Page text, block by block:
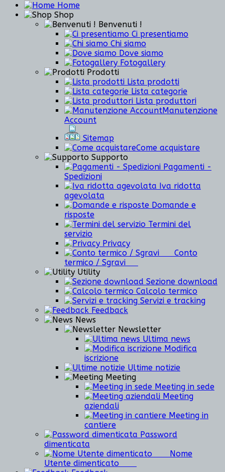
Home
Shop
Benvenuti !
Ci presentiamo
Chi siamo
Dove siamo
Fotogallery
Prodotti
Lista prodotti
Lista categorie
Lista produttori
Manutenzione
Account
Sitemap
Come acquistare
Supporto
Pagamenti -
Spedizioni
Iva ridotta
agevolata
Domande e
risposte
Termini del
servizio
Privacy
Conto
termico / Sgravi
Utility
Sezione download
Calcolo termico
Servizi e tracking
Feedback
News
Newsletter
Ultima news
Modifica
iscrizione
Ultime notizie
Meeting
Meeting in sede
Meeting
aziendali
Meeting in
cantiere
Password
dimenticata
Nome
Utente dimenticato